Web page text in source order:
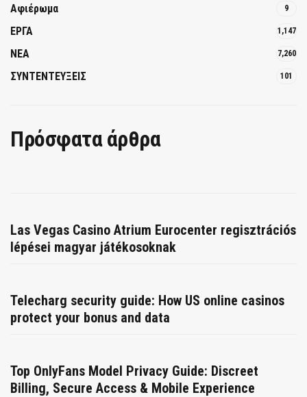
Αφιέρωμα 9
ΕΡΓΑ 1,147
ΝΕΑ 7,260
ΣΥΝΤΕΝΤΕΥΞΕΙΣ 101
Πρόσφατα άρθρα
Las Vegas Casino Atrium Eurocenter regisztrációs
lépései magyar játékosoknak
Telecharg security guide: How US online casinos
protect your bonus and data
Top OnlyFans Model Privacy Guide: Discreet
Billing, Secure Access & Mobile Experience